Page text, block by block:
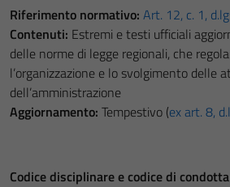
Riferimento normativo: Art. 12, c. 1,
Contenuti: Estremi e testi ufficiali
delle norme di legge regionali, che
l’organizzazione e lo svolgimento delle
dell’amministrazione
Aggiornamento: Tempestivo (ex art. 8,
Codice disciplinare e codice di condotta